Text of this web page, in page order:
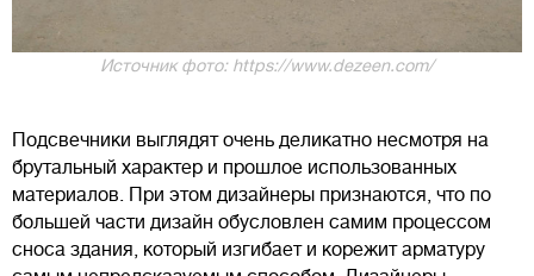
Источник фото: https://www.dezeen.com/
Подсвечники выглядят очень деликатно несмотря на
брутальный характер и прошлое использованных
материалов. При этом дизайнеры признаются, что по
большей части дизайн обусловлен самим процессом
сноса здания, который изгибает и корежит арматуру